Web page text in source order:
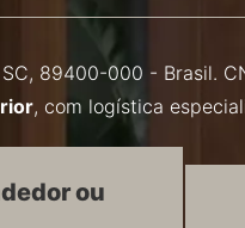
89400-000 - Brasil.
, com logística
ou